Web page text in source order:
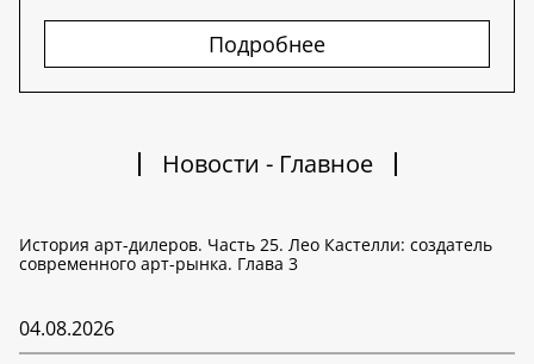
Подробнее
Новости - Главное
История арт-дилеров. Часть 25. Лео Кастелли: создатель
современного арт-рынка. Глава 3
04.08.2026